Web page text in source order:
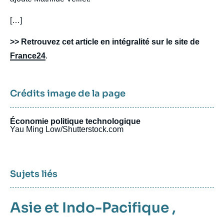
[…]
>> Retrouvez cet article en intégralité sur le site de
France24.
Crédits image de la page
Économie politique technologique
Yau Ming Low/Shutterstock.com
Sujets liés
Asie et Indo-Pacifique ,